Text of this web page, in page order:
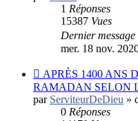
1 Réponses
15387 Vues
Dernier message
mer. 18 nov.
APRÈS 1400 ANS
RAMADAN SELON
par ServiteurDeDieu »
0 Réponses